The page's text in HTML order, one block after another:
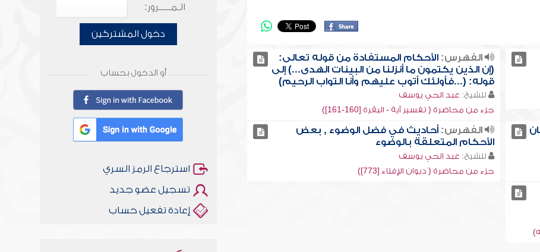
الفهرس: الأحكام المستفادة من قوله تعالى:
(إن الذين يكتمون ما أنزلنا من البينات الهدى...) إلى
قوله: (...فأولئك أتوب عليهم وأنا التواب الرحيم)
للشيخ: عبد الحي يوسف
جزء من محاضرة ( تفسير آية - البقرة [160-161])
الفهرس: أحاديث في فضل الوضوء , بعض
الأحكام المتعلقة بالوضوء
للشيخ: عبد الحي يوسف
جزء من محاضرة ( ديوان الإفتاء [773])
الـمـــــرور:
دخول المشتركين
أو الدخول بحساب
استرجاع الرمز السري
تسجيل عضو جديد
إعادة تفعيل حساب